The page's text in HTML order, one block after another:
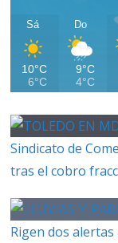
Sá
10°C
6°C
Do
9°C
4°C
Sindicato de
tras el cobro
Rigen dos